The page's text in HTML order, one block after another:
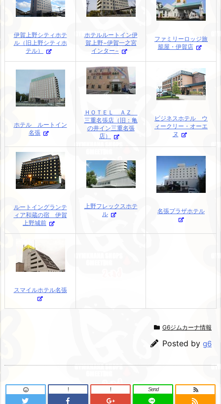
伊賀上野シティホテ
ル（旧上野シティホ
テル）
ホテルルートイン伊
賀上野−伊賀一之宮
インター−
ファミリーロッジ旅
籠屋・伊賀店
ホテル ルートイン
名張
ＨＯＴＥＬ ＡＺ
三重名張店（旧：亀
の井イン三重名張
店）
ビジネスホテル ウ
ィークリー・オーエ
ヌ
ルートイングランテ
ィア和蔵の宿 伊賀
上野城前
上野フレックスホテ
ル
名張プラザホテル
スマイルホテル名張
G6ジムカーナ情報
Posted by g6
! ! Send